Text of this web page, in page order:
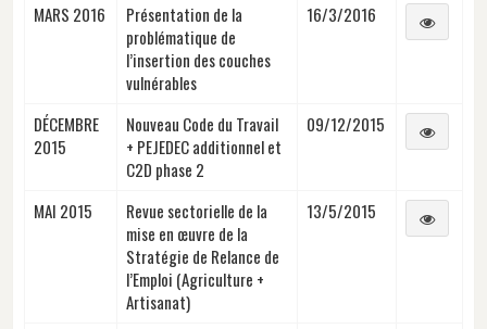
MARS 2016
Présentation de la
problématique de
l’insertion des couches
vulnérables
16/3/2016
DÉCEMBRE
2015
Nouveau Code du Travail
+ PEJEDEC additionnel et
C2D phase 2
09/12/2015
MAI 2015
Revue sectorielle de la
mise en œuvre de la
Stratégie de Relance de
l’Emploi (Agriculture +
Artisanat)
13/5/2015